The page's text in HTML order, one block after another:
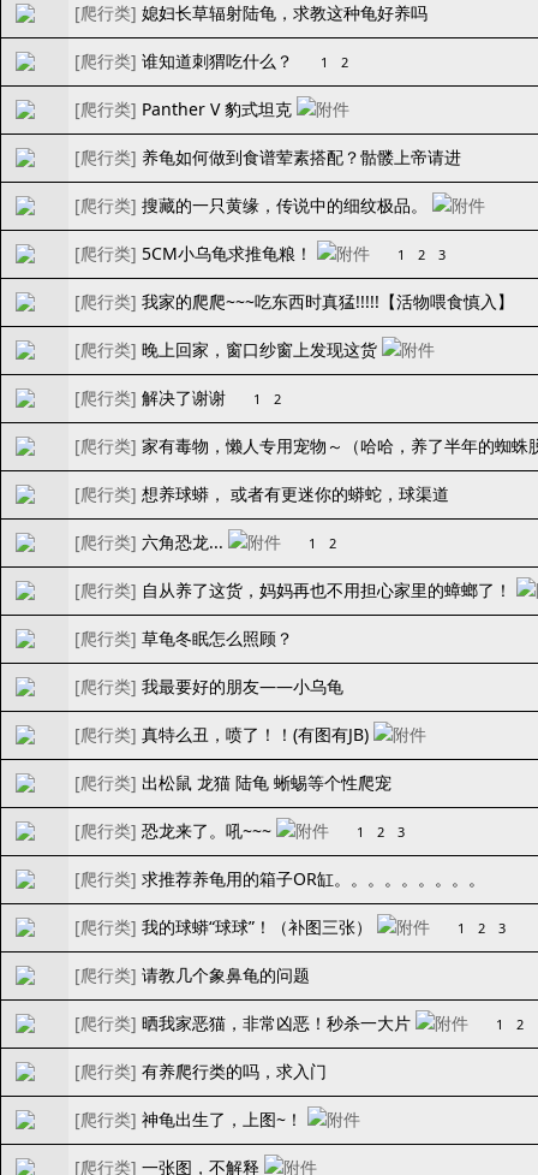
[爬行类] 媳妇长草辐射陆龟，求教这种龟好养吗
[爬行类] 谁知道刺猬吃什么？ 1 2
[爬行类] Panther V 豹式坦克
[爬行类] 养龟如何做到食谱荤素搭配？骷髅上帝请进
[爬行类] 搜藏的一只黄缘，传说中的细纹极品。
[爬行类] 5CM小乌龟求推龟粮！ 1 2 3
[爬行类] 我家的爬爬~~~吃东西时真猛!!!!!【活物喂食慎入】
[爬行类] 晚上回家，窗口纱窗上发现这货
[爬行类] 解决了谢谢 1 2
[爬行类] 家有毒物，懒人专用宠物～（哈哈，养了半年的蜘蛛
[爬行类] 想养球蟒， 或者有更迷你的蟒蛇，球渠道
[爬行类] 六角恐龙... 1 2
[爬行类] 自从养了这货，妈妈再也不用担心家里的蟑螂了！
[爬行类] 草龟冬眠怎么照顾？
[爬行类] 我最要好的朋友——小乌龟
[爬行类] 真特么丑，喷了！！(有图有JB)
[爬行类] 出松鼠 龙猫 陆龟 蜥蜴等个性爬宠
[爬行类] 恐龙来了。吼~~~ 1 2 3
[爬行类] 求推荐养龟用的箱子OR缸。。。。。。。。。
[爬行类] 我的球蟒“球球”！（补图三张） 1 2 3
[爬行类] 请教几个象鼻龟的问题
[爬行类] 晒我家恶猫，非常凶恶！秒杀一大片 1 2
[爬行类] 有养爬行类的吗，求入门
[爬行类] 神龟出生了，上图~！
[爬行类] 一张图，不解释